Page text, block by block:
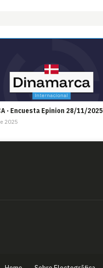
· Encuesta Epinion 28/11/2025
2025